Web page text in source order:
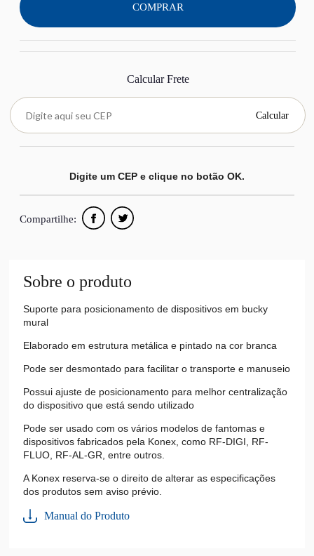
Sobre o produto
Suporte para posicionamento de dispositivos em bucky
mural
Elaborado em estrutura metálica e pintado na cor branca
Pode ser desmontado para facilitar o transporte e manuseio
Possui ajuste de posicionamento para melhor centralização
do dispositivo que está sendo utilizado
Pode ser usado com os vários modelos de fantomas e
dispositivos fabricados pela Konex, como RF-DIGI, RF-
FLUO, RF-AL-GR, entre outros.
A Konex reserva-se o direito de alterar as especificações
dos produtos sem aviso prévio.
Manual do Produto
COMPRAR
Calcular Frete
Calcular
Digite um CEP e clique no botão OK.
Compartilhe: